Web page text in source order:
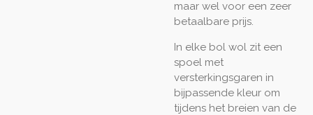
maar wel voor een zeer
betaalbare prijs.
In elke bol wol zit een
spoel met
versterkingsgaren in
bijpassende kleur om
tijdens het breien van de